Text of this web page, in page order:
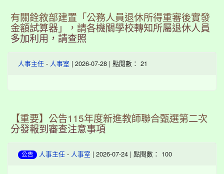
有關銓敘部建置「公務人員退休所得重審後實發
金額試算器」，請各機關學校轉知所屬退休人員
多加利用，請查照
人事主任 - 人事室 | 2026-07-28 | 點閱數： 21
【重要】公告115年度新進教師聯合甄選第二次
分發報到審查注意事項
公告 人事主任 - 人事室 | 2026-07-24 | 點閱數： 100